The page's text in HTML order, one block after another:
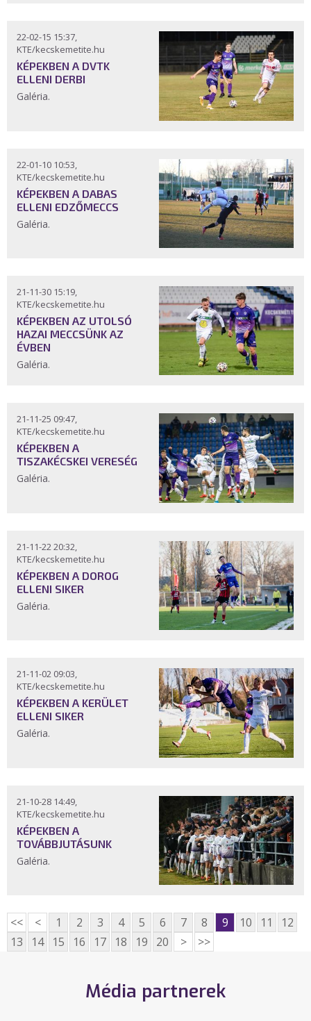
22-02-15 15:37,
KTE/kecskemetite.hu
KÉPEKBEN A DVTK
ELLENI DERBI
Galéria.
22-01-10 10:53,
KTE/kecskemetite.hu
KÉPEKBEN A DABAS
ELLENI EDZŐMECCS
Galéria.
21-11-30 15:19,
KTE/kecskemetite.hu
KÉPEKBEN AZ UTOLSÓ
HAZAI MECCSÜNK AZ
ÉVBEN
Galéria.
21-11-25 09:47,
KTE/kecskemetite.hu
KÉPEKBEN A
TISZAKÉCSKEI VERESÉG
Galéria.
21-11-22 20:32,
KTE/kecskemetite.hu
KÉPEKBEN A DOROG
ELLENI SIKER
Galéria.
21-11-02 09:03,
KTE/kecskemetite.hu
KÉPEKBEN A KERÜLET
ELLENI SIKER
Galéria.
21-10-28 14:49,
KTE/kecskemetite.hu
KÉPEKBEN A
TOVÁBBJUTÁSUNK
Galéria.
<< < 1 2 3 4 5 6 7 8 9 10 11
12
13
14 15 16 17 18 19 20 > >>
Média partnerek